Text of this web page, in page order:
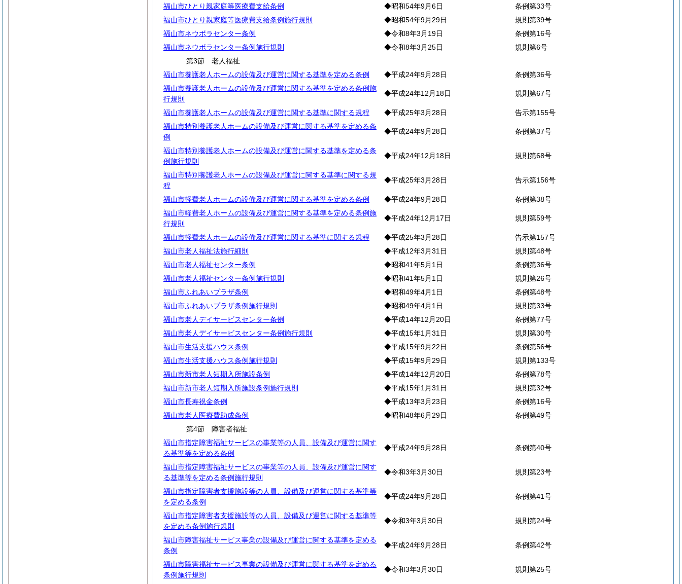
福山市ひとり親家庭等医療費支給条例
◆昭和54年9月6日
条例第33号
福山市ひとり親家庭等医療費支給条例施行規則
◆昭和54年9月29日
規則第39号
福山市ネウボラセンター条例
◆令和8年3月19日
条例第16号
福山市ネウボラセンター条例施行規則
◆令和8年3月25日
規則第6号
第3節 老人福祉
福山市養護老人ホームの設備及び運営に関する基準を定める条例
◆平成24年9月28日
条例第36号
福山市養護老人ホームの設備及び運営に関する基準を定める条例施
行規則
◆平成24年12月18日 規則第67号
福山市養護老人ホームの設備及び運営に関する基準に関する規程 ◆平成25年3月28日
告示第155号
福山市特別養護老人ホームの設備及び運営に関する基準を定める条
例
◆平成24年9月28日 条例第37号
福山市特別養護老人ホームの設備及び運営に関する基準を定める条
例施行規則
◆平成24年12月18日 規則第68号
福山市特別養護老人ホームの設備及び運営に関する基準に関する規
程
◆平成25年3月28日 告示第156号
福山市軽費老人ホームの設備及び運営に関する基準を定める条例 ◆平成24年9月28日
条例第38号
福山市軽費老人ホームの設備及び運営に関する基準を定める条例施
行規則
◆平成24年12月17日 規則第59号
福山市軽費老人ホームの設備及び運営に関する基準に関する規程 ◆平成25年3月28日
告示第157号
福山市老人福祉法施行細則
◆平成12年3月31日
規則第48号
福山市老人福祉センター条例
◆昭和41年5月1日
条例第36号
福山市老人福祉センター条例施行規則
◆昭和41年5月1日
規則第26号
福山市ふれあいプラザ条例
◆昭和49年4月1日
条例第48号
福山市ふれあいプラザ条例施行規則
◆昭和49年4月1日
規則第33号
福山市老人デイサービスセンター条例
◆平成14年12月20日
条例第77号
福山市老人デイサービスセンター条例施行規則
◆平成15年1月31日
規則第30号
福山市生活支援ハウス条例
◆平成15年9月22日
条例第56号
福山市生活支援ハウス条例施行規則
◆平成15年9月29日
規則第133号
福山市新市老人短期入所施設条例
◆平成14年12月20日
条例第78号
福山市新市老人短期入所施設条例施行規則
◆平成15年1月31日
規則第32号
福山市長寿祝金条例
◆平成13年3月23日
条例第16号
福山市老人医療費助成条例
◆昭和48年6月29日
条例第49号
第4節 障害者福祉
福山市指定障害福祉サービスの事業等の人員、設備及び運営に関す
る基準等を定める条例
◆平成24年9月28日 条例第40号
福山市指定障害福祉サービスの事業等の人員、設備及び運営に関す
る基準等を定める条例施行規則
◆令和3年3月30日 規則第23号
福山市指定障害者支援施設等の人員、設備及び運営に関する基準等
を定める条例
◆平成24年9月28日 条例第41号
福山市指定障害者支援施設等の人員、設備及び運営に関する基準等
を定める条例施行規則
◆令和3年3月30日 規則第24号
福山市障害福祉サービス事業の設備及び運営に関する基準を定める
条例
◆平成24年9月28日 条例第42号
福山市障害福祉サービス事業の設備及び運営に関する基準を定める
条例施行規則
◆令和3年3月30日 規則第25号